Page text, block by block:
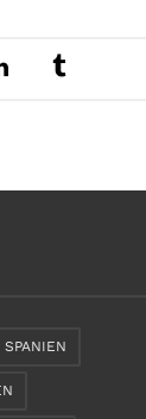
SPANIEN